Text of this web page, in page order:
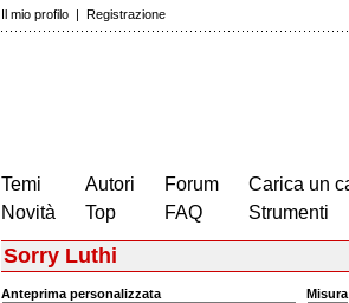
Il mio profilo | Registrazione
Temi
Novità
Autori
Top
Forum
FAQ
Carica un
Strumenti
Sorry Luthi
Anteprima personalizzata Misura